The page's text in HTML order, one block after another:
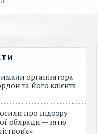
організатора
та його клієнта-
про підозру
облради — зятю